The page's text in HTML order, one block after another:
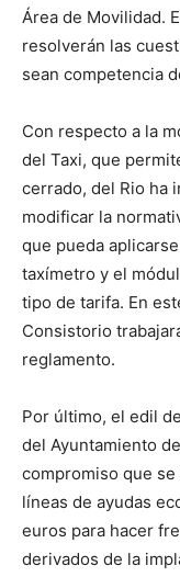
Área de Movilidad.
resolverán las
sean competencia
Con respecto a la
del Taxi, que
cerrado, del Rio ha
modificar la
que pueda
taxímetro y el
tipo de tarifa. En
Consistorio
reglamento.
Por último, el edil
del Ayuntamiento
compromiso que
líneas de ayudas
euros para hacer
derivados de la